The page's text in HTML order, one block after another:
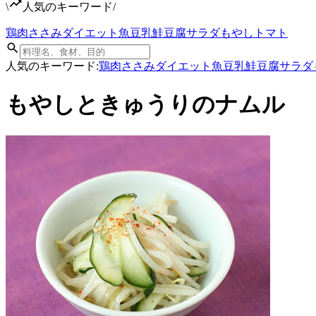
\ 人気のキーワード/
鶏肉ささみダイエット 魚豆乳鮭豆腐サラダもやし トマト
人気のキーワード:鶏肉ささみダイエット 魚豆乳鮭豆腐サラダ
もやしときゅうりのナムル